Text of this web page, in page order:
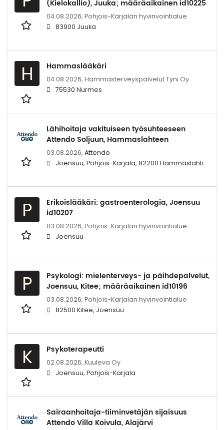
(Kielokallio), Juuka; määräaikainen id10225
04.08.2026, Pohjois-Karjalan hyvinvointialue
83900 Juuka
H Hammaslääkäri
04.08.2026, Hammasterveyspalvelut Tyni Oy
75530 Nurmes
Lähihoitaja vakituiseen työsuhteeseen
Attendo Soljuun, Hammaslahteen
03.08.2026, Attendo
Joensuu, Pohjois-Karjala, 82200 Hammaslahti
P
Erikoislääkäri: gastroenterologia, Joensuu
id10207
03.08.2026, Pohjois-Karjalan hyvinvointialue
Joensuu
P
Psykologi: mielenterveys- ja päihdepalvelut,
Joensuu, Kitee; määräaikainen id10196
03.08.2026, Pohjois-Karjalan hyvinvointialue
82500 Kitee, Joensuu
K Psykoterapeutti
02.08.2026, Kuuleva Oy
Joensuu, Pohjois-Karjala
Sairaanhoitaja-tiiminvetäjän sijaisuus
Attendo Villa Koivula, Alajärvi